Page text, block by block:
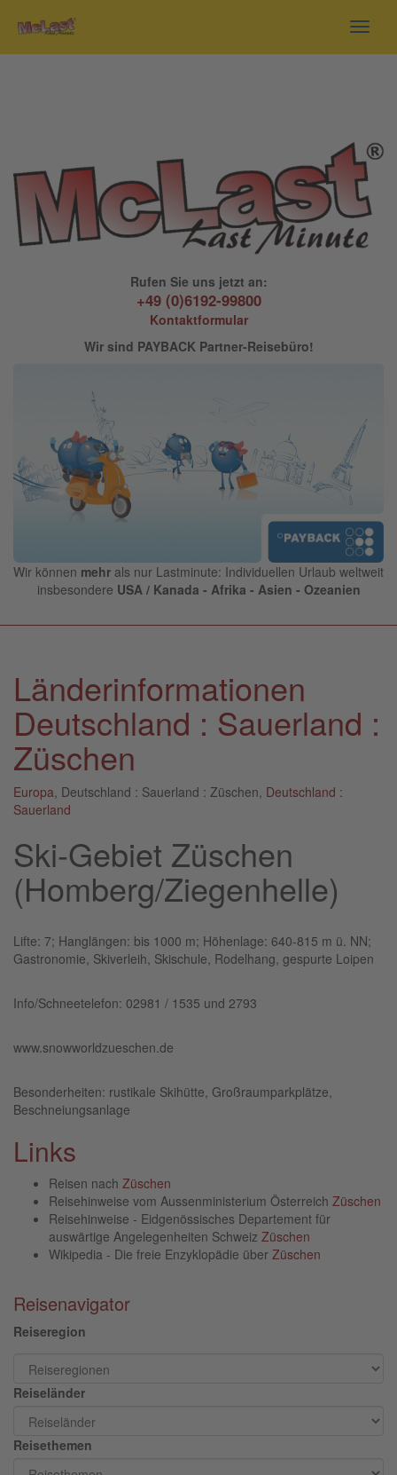
Rufen Sie uns jetzt an:
+49 (0)6192-99800
Kontaktformular
Wir sind PAYBACK Partner-Reisebüro!
Wir können mehr als nur Lastminute: Individuellen Urlaub weltweit
insbesondere USA / Kanada - Afrika - Asien - Ozeanien
Länderinformationen
Deutschland : Sauerland :
Züschen
Europa , Deutschland : Sauerland : Züschen, Deutschland :
Sauerland
Ski-Gebiet Züschen
(Homberg/Ziegenhelle)
Lifte: 7; Hanglängen: bis 1000 m; Höhenlage: 640-815 m ü. NN;
Gastronomie, Skiverleih, Skischule, Rodelhang, gespurte Loipen
Info/Schneetelefon: 02981 / 1535 und 2793
www.snowworldzueschen.de
Besonderheiten: rustikale Skihütte, Großraumparkplätze,
Beschneiungsanlage
Links
Reisen nach Züschen
Reisehinweise vom Aussenministerium Österreich Züschen
Reisehinweise - Eidgenössisches Departement für
auswärtige Angelegenheiten Schweiz Züschen
Wikipedia - Die freie Enzyklopädie über Züschen
Reisenavigator
Reiseregion
Reiseländer
Reisethemen